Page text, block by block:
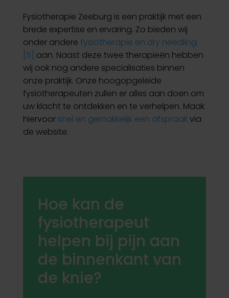
Fysiotherapie Zeeburg is een praktijk met een
brede expertise en ervaring. Zo bieden wij
onder andere fysiotherapie en dry needling
[5] aan. Naast deze twee therapieën hebben
wij ook nog andere specialisaties binnen
onze praktijk. Onze hoogopgeleide
fysiotherapeuten zullen er alles aan doen om
uw klacht te ontdekken en te verhelpen. Maak
hiervoor snel en gemakkelijk een afspraakvia
de website.
Hoe kan de
fysiotherapeut
helpen bij pijn aan
de binnenkant van
de knie?